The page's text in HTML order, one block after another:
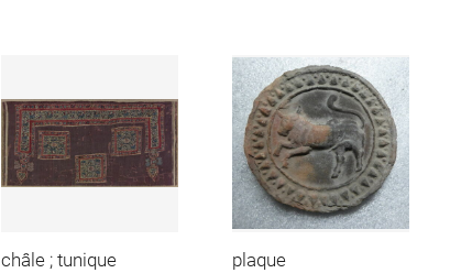
châle ; tunique plaque